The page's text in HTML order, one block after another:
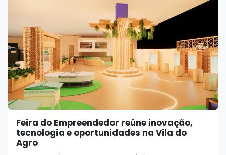
Feira do Empreendedor reúne inovação,
tecnologia e oportunidades na Vila do
Agro